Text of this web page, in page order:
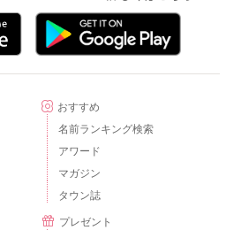
おすすめ
名前ランキング検索
アワード
マガジン
タウン誌
プレゼント